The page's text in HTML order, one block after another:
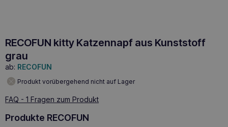
RECOFUN kitty Katzennapf aus Kunststoff
grau
ab: RECOFUN
Produkt vorübergehend nicht auf Lager
FAQ - 1 Fragen zum Produkt
Produkte RECOFUN